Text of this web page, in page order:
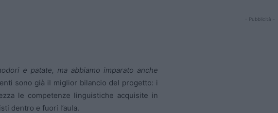
e patate, ma abbiamo imparato anche
sono già il miglior bilancio del progetto: i
le competenze linguistiche acquisite in
dentro e fuori l’aula.
- Pubblicità -